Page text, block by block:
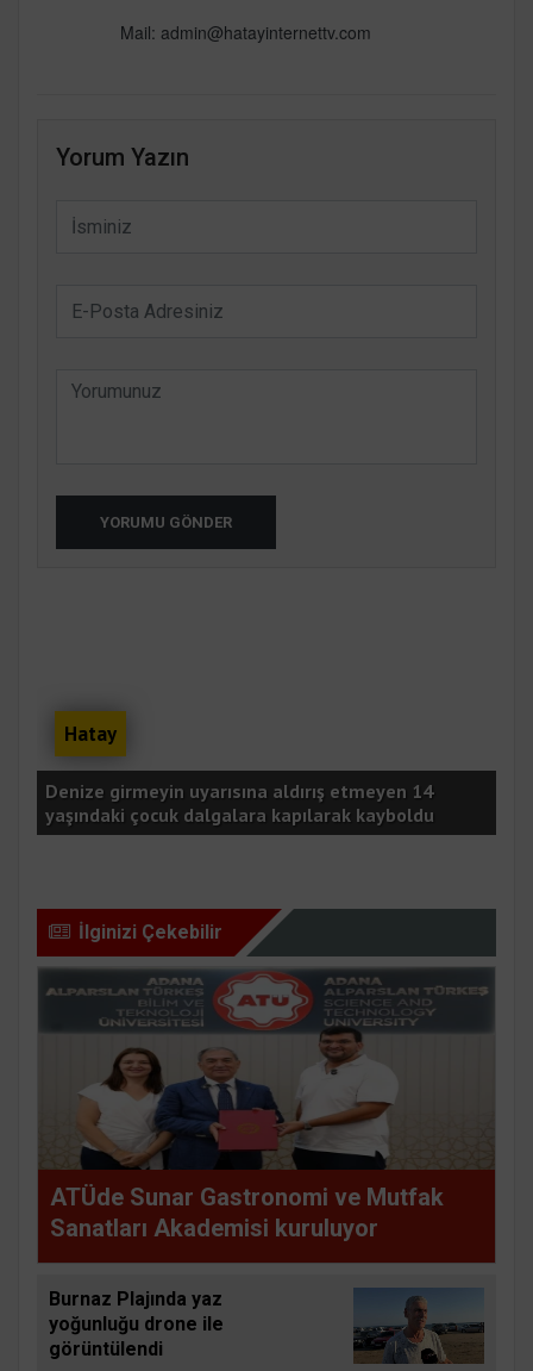
Mail: admin@hatayinternettv.com
Yorum Yazın
YORUMU GÖNDER
Hatay
Denize girmeyin uyarısına aldırış etmeyen 14
yaşındaki çocuk dalgalara kapılarak kayboldu
İlginizi Çekebilir
ATÜde Sunar Gastronomi ve Mutfak
Sanatları Akademisi kuruluyor
Burnaz Plajında yaz
yoğunluğu drone ile
görüntülendi